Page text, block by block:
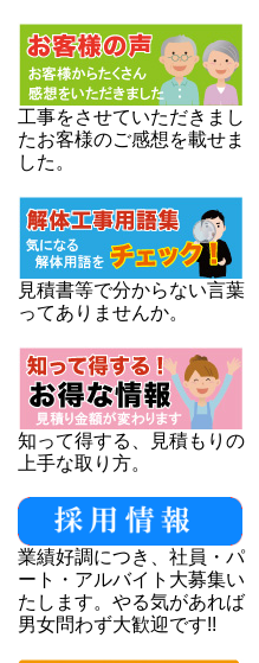
工事をさせていただきまし
たお客様のご感想を載せま
した。
見積書等で分からない言葉
ってありませんか。
知って得する、見積もりの
上手な取り方。
業績好調につき、社員・パ
ート・アルバイト大募集い
たします。やる気があれば
男女問わず大歓迎です!!